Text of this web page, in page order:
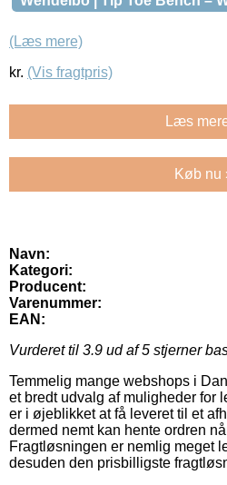
(Læs mere)
kr. (Vis fragtpris)
Læs
Køb nu
Navn:
Kategori:
Producent:
Varenummer:
EAN:
Vurderet til 3.9 ud af 5 stjerner
Temmelig mange webshops i
et bredt udvalg af muligheder for
er i øjeblikket at få leveret til et
dermed nemt kan hente ordren
Fragtløsningen er nemlig meget
desuden den prisbilligste